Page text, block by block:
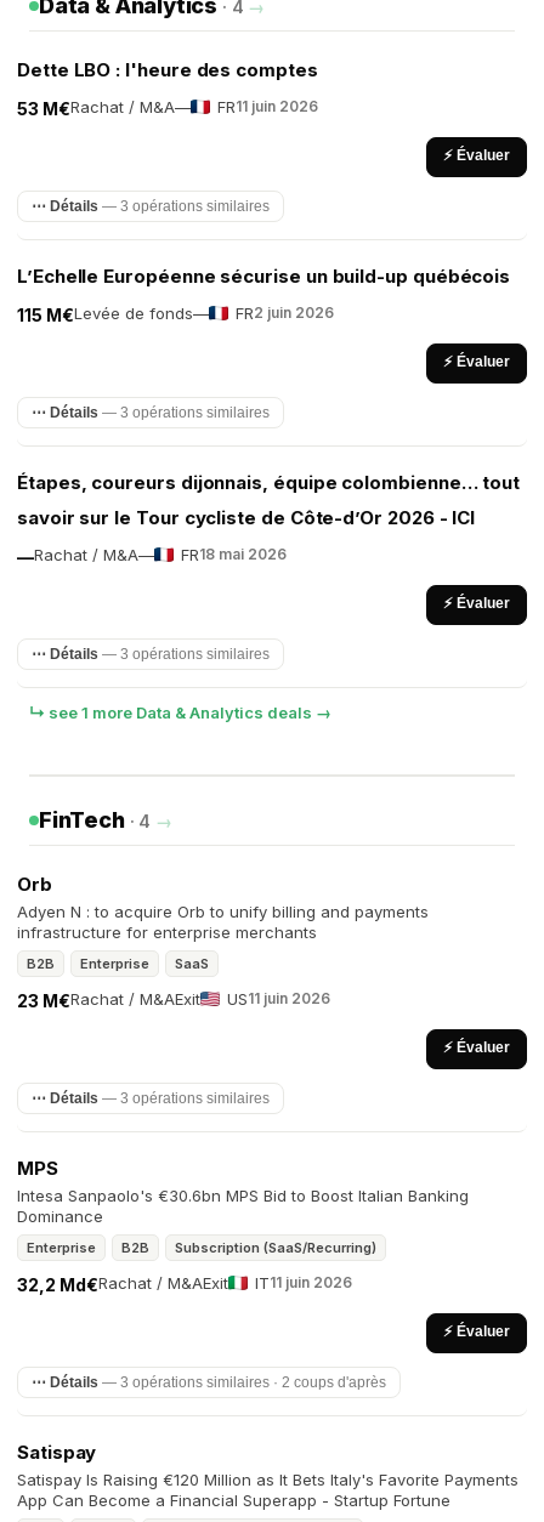
Data & Analytics · 4 →
Dette LBO : l'heure des comptes
Rachat / M&A
53 M€ — FR11 juin 2026
⚡ Évaluer
⋯ Détails — 3 opérations similaires
L’Echelle Européenne sécurise un build-up québécois
Levée de fonds
115 M€ — FR2 juin 2026
⚡ Évaluer
⋯ Détails — 3 opérations similaires
Étapes, coureurs dijonnais, équipe colombienne… tout
savoir sur le Tour cycliste de Côte-d’Or 2026 - ICI
Rachat / M&A
— — FR18 mai 2026
⚡ Évaluer
⋯ Détails — 3 opérations similaires
↳ see 1 more Data & Analytics deals →
FinTech · 4 →
Orb
Adyen N : to acquire Orb to unify billing and payments
infrastructure for enterprise merchants
B2B Enterprise SaaS
Rachat / M&A
23 M€ Exit US11 juin 2026
⚡ Évaluer
⋯ Détails — 3 opérations similaires
MPS
Intesa Sanpaolo's €30.6bn MPS Bid to Boost Italian Banking
Dominance
Enterprise B2B Subscription (SaaS/Recurring)
Rachat / M&A
32,2 Md€ Exit IT11 juin 2026
⚡ Évaluer
⋯ Détails — 3 opérations similaires · 2 coups d'après
Satispay
Satispay Is Raising €120 Million as It Bets Italy's Favorite Payments
App Can Become a Financial Superapp - Startup Fortune